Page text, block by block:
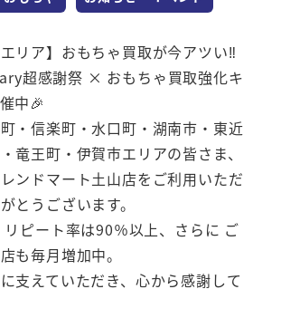
エリア】おもちゃ買取が今アツい‼
超感謝祭 × おもちゃ買取強化キ
中🎉
・信楽町・水口町・湖南市・東近
竜王町・伊賀市エリアの皆さま、
ンドマート土山店をご利用いただ
とうございます。
ピート率は90％以上、さらに ご
も毎月増加中。
支えていただき、心から感謝して